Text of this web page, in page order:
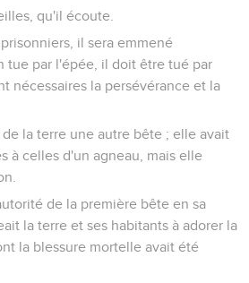
qu'il écoute.
il sera emmené
tue par l'épée, il doit être tué par
nécessaires la persévérance et la
la terre une autre bête ; elle avait
à celles d'un agneau, mais elle
de la première bête en sa
la terre et ses habitants à adorer la
la blessure mortelle avait été